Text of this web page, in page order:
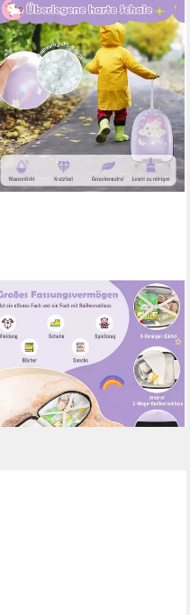
COSTWAY
Kinderkoffer Kinderrolley, mit
2 Rollen
44,99 €
UVP99,99 €
-55%
lieferbar - in 3-4 Werktagen bei dir